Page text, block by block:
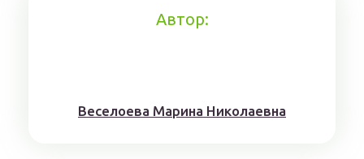
Автор:
Веселоева Марина Николаевна